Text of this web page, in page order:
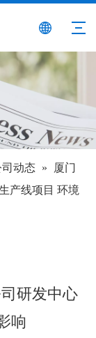
司动态 »
厦门
产线项目 环境
研发中心
响